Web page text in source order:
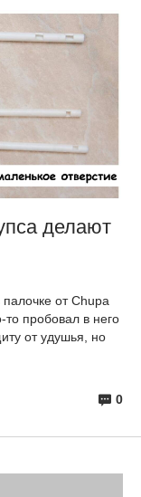
делают
от Chupa
пробовал в него
от удушья, но
0